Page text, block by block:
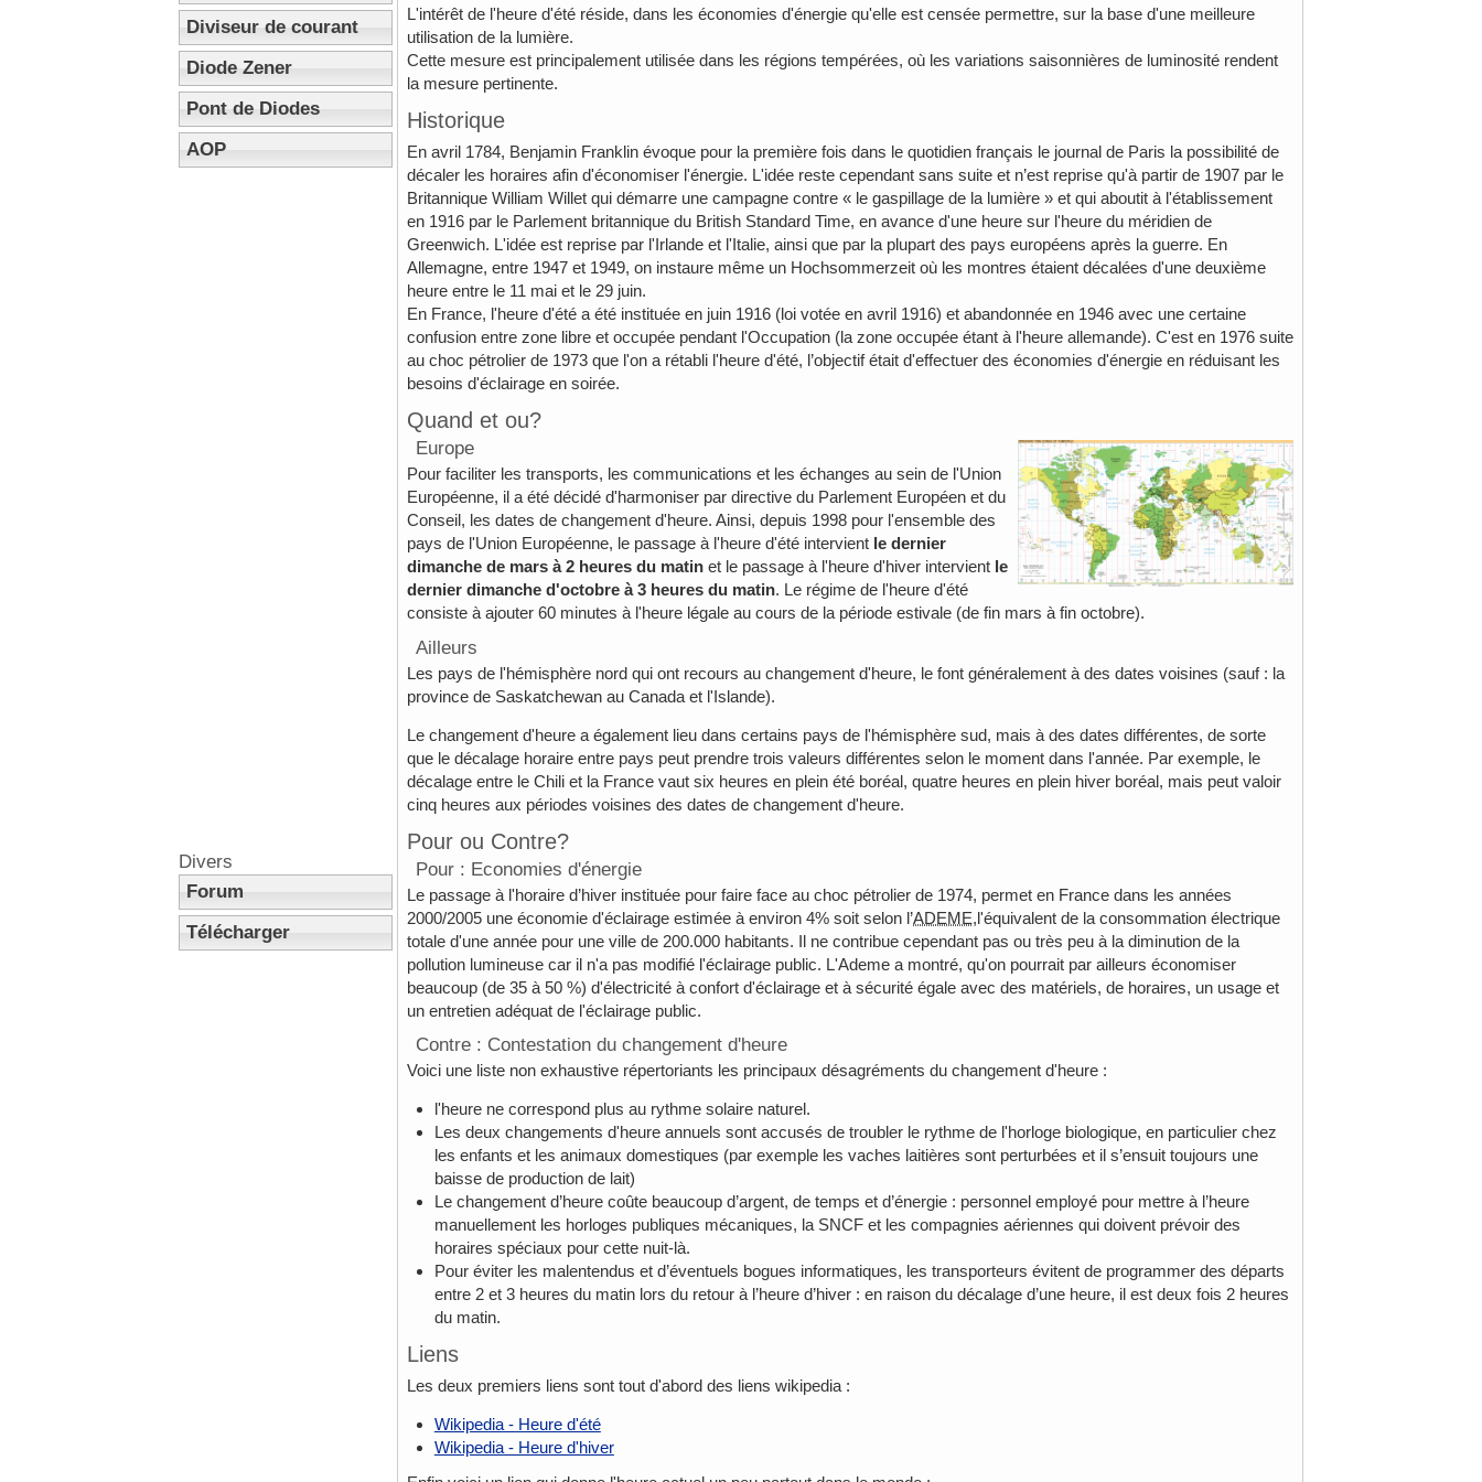
Diviseur de courant
Diode Zener
Pont de Diodes
AOP
Divers
Forum
Télécharger
L'intérêt de l'heure d'été réside, dans les économies d'énergie qu'elle est censée permettre, sur la base d'une meilleure
utilisation de la lumière.
Cette mesure est principalement utilisée dans les régions tempérées, où les variations saisonnières de luminosité rendent
la mesure pertinente.
Historique
En avril 1784, Benjamin Franklin évoque pour la première fois dans le quotidien français le journal de Paris la possibilité de
décaler les horaires afin d'économiser l'énergie. L'idée reste cependant sans suite et n’est reprise qu'à partir de 1907 par le
Britannique William Willet qui démarre une campagne contre « le gaspillage de la lumière » et qui aboutit à l'établissement
en 1916 par le Parlement britannique du British Standard Time, en avance d'une heure sur l'heure du méridien de
Greenwich. L'idée est reprise par l'Irlande et l'Italie, ainsi que par la plupart des pays européens après la guerre. En
Allemagne, entre 1947 et 1949, on instaure même un Hochsommerzeit où les montres étaient décalées d'une deuxième
heure entre le 11 mai et le 29 juin.
En France, l'heure d'été a été instituée en juin 1916 (loi votée en avril 1916) et abandonnée en 1946 avec une certaine
confusion entre zone libre et occupée pendant l'Occupation (la zone occupée étant à l'heure allemande). C'est en 1976 suite
au choc pétrolier de 1973 que l'on a rétabli l'heure d'été, l’objectif était d'effectuer des économies d'énergie en réduisant les
besoins d'éclairage en soirée.
Quand et ou?
Europe
Pour faciliter les transports, les communications et les échanges au sein de l'Union
Européenne, il a été décidé d'harmoniser par directive du Parlement Européen et du
Conseil, les dates de changement d'heure. Ainsi, depuis 1998 pour l'ensemble des
pays de l'Union Européenne, le passage à l'heure d'été intervient le dernier
dimanche de mars à 2 heures du matin et le passage à l'heure d'hiver intervient le
dernier dimanche d'octobre à 3 heures du matin. Le régime de l'heure d'été
consiste à ajouter 60 minutes à l'heure légale au cours de la période estivale (de fin mars à fin octobre).
Ailleurs
Les pays de l'hémisphère nord qui ont recours au changement d'heure, le font généralement à des dates voisines (sauf : la
province de Saskatchewan au Canada et l'Islande).
Le changement d'heure a également lieu dans certains pays de l'hémisphère sud, mais à des dates différentes, de sorte
que le décalage horaire entre pays peut prendre trois valeurs différentes selon le moment dans l'année. Par exemple, le
décalage entre le Chili et la France vaut six heures en plein été boréal, quatre heures en plein hiver boréal, mais peut valoir
cinq heures aux périodes voisines des dates de changement d'heure.
Pour ou Contre?
Pour : Economies d'énergie
Le passage à l'horaire d’hiver instituée pour faire face au choc pétrolier de 1974, permet en France dans les années
2000/2005 une économie d'éclairage estimée à environ 4% soit selon l’ADEME,l'équivalent de la consommation électrique
totale d'une année pour une ville de 200.000 habitants. Il ne contribue cependant pas ou très peu à la diminution de la
pollution lumineuse car il n'a pas modifié l'éclairage public. L'Ademe a montré, qu'on pourrait par ailleurs économiser
beaucoup (de 35 à 50 %) d'électricité à confort d'éclairage et à sécurité égale avec des matériels, de horaires, un usage et
un entretien adéquat de l'éclairage public.
Contre : Contestation du changement d'heure
Voici une liste non exhaustive répertoriants les principaux désagréments du changement d'heure :
l'heure ne correspond plus au rythme solaire naturel.
Les deux changements d'heure annuels sont accusés de troubler le rythme de l'horloge biologique, en particulier chez
les enfants et les animaux domestiques (par exemple les vaches laitières sont perturbées et il s’ensuit toujours une
baisse de production de lait)
Le changement d’heure coûte beaucoup d’argent, de temps et d’énergie : personnel employé pour mettre à l’heure
manuellement les horloges publiques mécaniques, la SNCF et les compagnies aériennes qui doivent prévoir des
horaires spéciaux pour cette nuit-là.
Pour éviter les malentendus et d’éventuels bogues informatiques, les transporteurs évitent de programmer des départs
entre 2 et 3 heures du matin lors du retour à l’heure d’hiver : en raison du décalage d’une heure, il est deux fois 2 heures
du matin.
Liens
Les deux premiers liens sont tout d'abord des liens wikipedia :
Wikipedia - Heure d'été
Wikipedia - Heure d'hiver